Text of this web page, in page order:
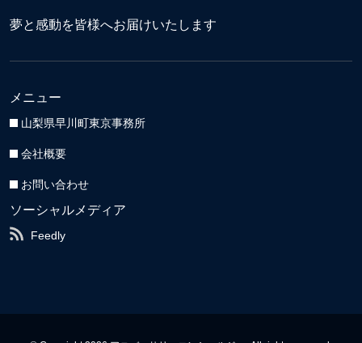
夢と感動を皆様へお届けいたします
メニュー
山梨県早川町東京事務所
会社概要
お問い合わせ
ソーシャルメディア
Feedly